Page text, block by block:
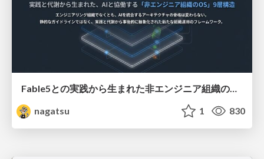
Fable5との実践から生まれた非エンジニア組織のループエンジニアリング
nagatsu
1 830